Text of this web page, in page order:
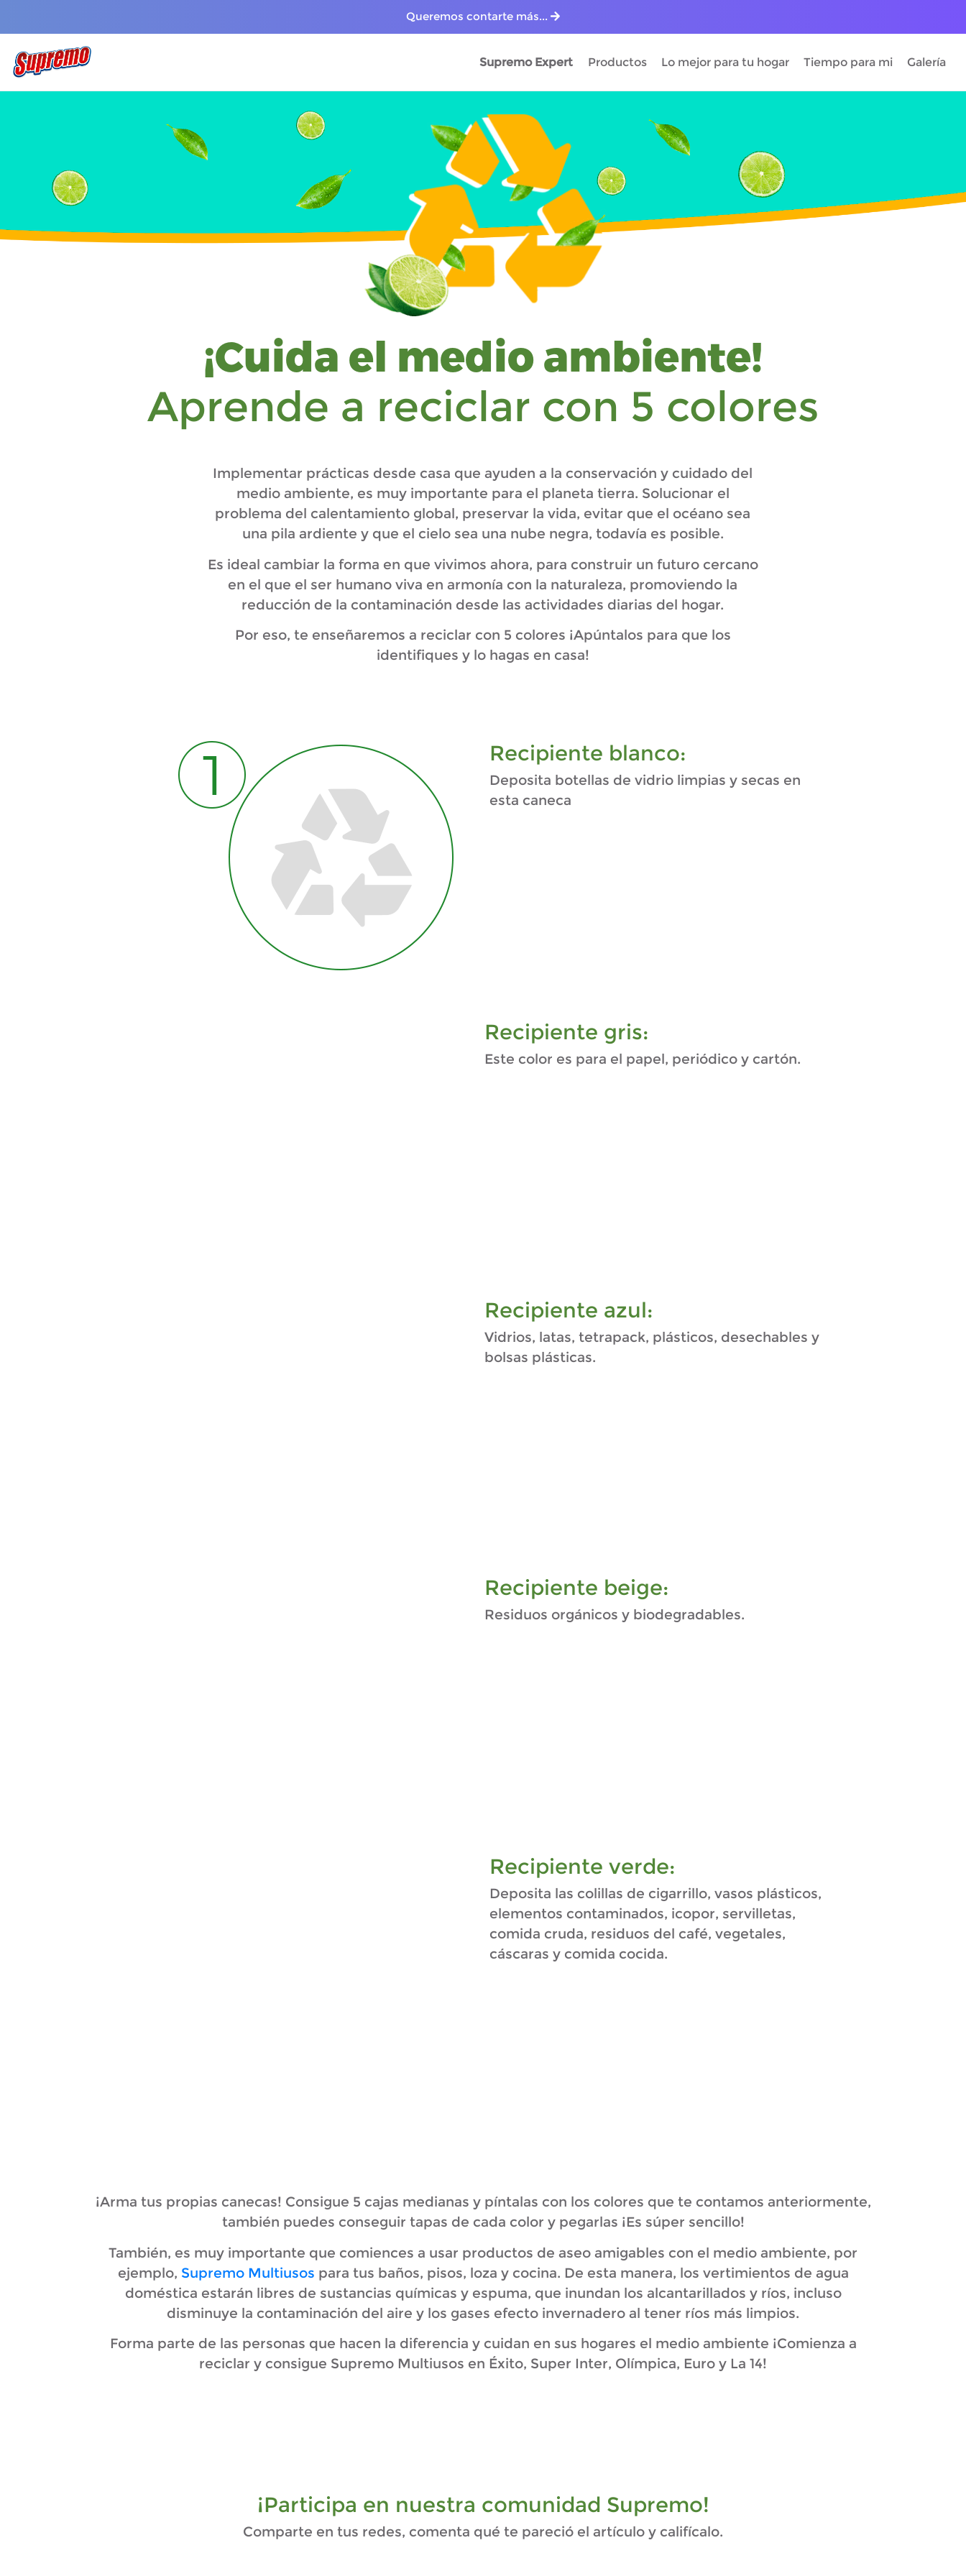
Queremos contarte más...
Supremo Expert Productos Lo mejor para tu hogar Tiempo para mi Galería
¡Cuida el medio ambiente!
Aprende a reciclar con 5 colores
Implementar prácticas desde casa que ayuden a la conservación y cuidado del
medio ambiente, es muy importante para el planeta tierra. Solucionar el
problema del calentamiento global, preservar la vida, evitar que el océano sea
una pila ardiente y que el cielo sea una nube negra, todavía es posible.
Es ideal cambiar la forma en que vivimos ahora, para construir un futuro cercano
en el que el ser humano viva en armonía con la naturaleza, promoviendo la
reducción de la contaminación desde las actividades diarias del hogar.
Por eso, te enseñaremos a reciclar con 5 colores ¡Apúntalos para que los
identifiques y lo hagas en casa!
Recipiente blanco:
Deposita botellas de vidrio limpias y secas en
esta caneca
Recipiente gris:
Este color es para el papel, periódico y cartón.
Recipiente azul:
Vidrios, latas, tetrapack, plásticos, desechables y
bolsas plásticas.
Recipiente beige:
Residuos orgánicos y biodegradables.
Recipiente verde:
Deposita las colillas de cigarrillo, vasos plásticos,
elementos contaminados, icopor, servilletas,
comida cruda, residuos del café, vegetales,
cáscaras y comida cocida.
¡Arma tus propias canecas! Consigue 5 cajas medianas y píntalas con los colores que te contamos anteriormente,
también puedes conseguir tapas de cada color y pegarlas ¡Es súper sencillo!
También, es muy importante que comiences a usar productos de aseo amigables con el medio ambiente, por
ejemplo, Supremo Multiusos para tus baños, pisos, loza y cocina. De esta manera, los vertimientos de agua
doméstica estarán libres de sustancias químicas y espuma, que inundan los alcantarillados y ríos, incluso
disminuye la contaminación del aire y los gases efecto invernadero al tener ríos más limpios.
Forma parte de las personas que hacen la diferencia y cuidan en sus hogares el medio ambiente ¡Comienza a
reciclar y consigue Supremo Multiusos en Éxito, Super Inter, Olímpica, Euro y La 14!
¡Participa en nuestra comunidad Supremo!
Comparte en tus redes, comenta qué te pareció el artículo y califícalo.